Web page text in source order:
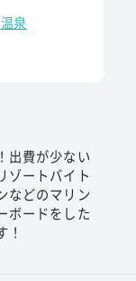
泉
出費が少ない
ゾートバイト
などのマリン
ボードをした